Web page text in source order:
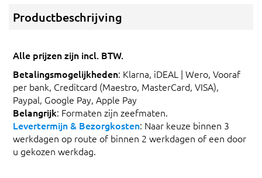
Productbeschrijving
Alle prijzen zijn incl. BTW.
Betalingsmogelijkheden: Klarna, iDEAL | Wero, Vooraf
per bank, Creditcard (Maestro, MasterCard, VISA),
Paypal, Google Pay, Apple Pay
Belangrijk: Formaten zijn zeefmaten.
Levertermijn & Bezorgkosten: Naar keuze binnen 3
werkdagen op route of binnen 2 werkdagen of een door
u gekozen werkdag.